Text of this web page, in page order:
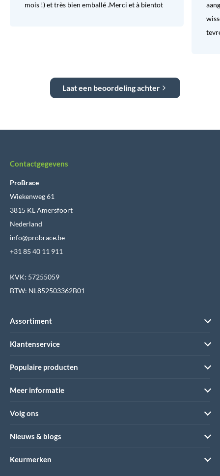
mois !) et très bien emballé .Merci et à bientot
Laat een beoordeling achter
Contactgegevens
ProBrace
Wiekenweg 61
3815 KL Amersfoort
Nederland
info@probrace.be
+31 85 40 11 911
KVK: 57255059
BTW: NL852503362B01
Assortiment
Klantenservice
Populaire producten
Meer informatie
Volg ons
Nieuws & blogs
Keurmerken